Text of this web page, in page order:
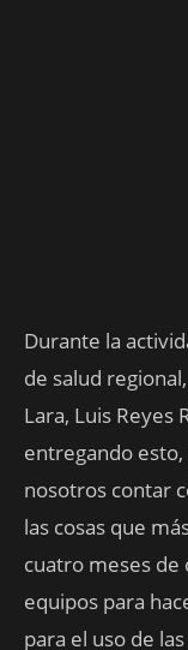
​Durante la
de salud
Lara, Luis Reyes
entregando
nosotros contar
las cosas que
cuatro meses de
equipos para
para el uso de